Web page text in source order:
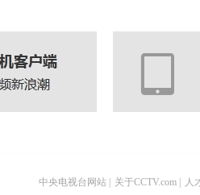
中央电视台网站 关于CCTV.com 人